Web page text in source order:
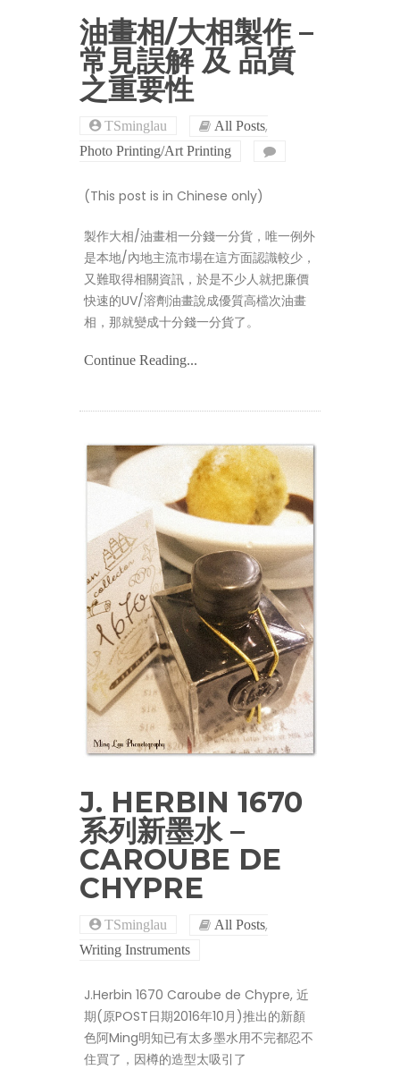
油畫相/大相製作 –
常見誤解 及 品質
之重要性
TSminglau All Posts,
Photo Printing/Art Printing
製
作
–
常
見
誤
要
(This post is in Chinese only)
製作大相/油畫相一分錢一分貨，唯一例外
是本地/內地主流市場在這方面認識較少，
又難取得相關資訊，於是不少人就把廉價
快速的UV/溶劑油畫說成優質高檔次油畫
相，那就變成十分錢一分貨了。
Continue Reading...
J. HERBIN 1670
系列新墨水 –
CAROUBE DE
CHYPRE
TSminglau All Posts,
Writing Instruments
J.Herbin 1670 Caroube de Chypre, 近
期(原POST日期2016年10月)推出的新顏
色阿Ming明知已有太多墨水用不完都忍不
住買了，因樽的造型太吸引了